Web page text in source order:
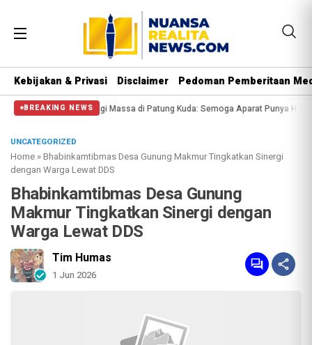
Kebijakan & Privasi Disclaimer Pedoman Pemberitaan
BREAKING NEWS
Halangi Massa di Patung Kuda: Semoga Aparat Punya Hati Nurani
UNCATEGORIZED
Home »Bhabinkamtibmas Desa Gunung Makmur Tingkatkan Sinergi
dengan Warga Lewat DDS
Bhabinkamtibmas Desa Gunung
Makmur Tingkatkan Sinergi dengan
Warga Lewat DDS
Tim Humas
1 Jun 2026